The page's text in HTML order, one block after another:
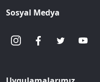
Sosyal Medya